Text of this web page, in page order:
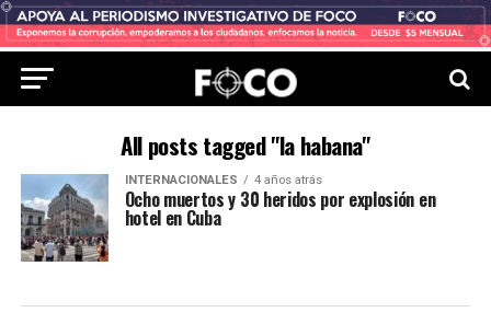
All posts tagged "la habana"
INTERNACIONALES 4 años atrás
Ocho muertos y 30 heridos por explosión en
hotel en Cuba